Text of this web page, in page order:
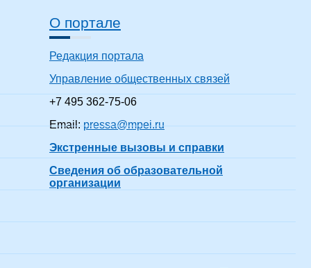
О портале
Редакция портала
Управление общественных связей
+7 495 362-75-06
Email: pressa@mpei.ru
Экстренные вызовы и справки
Сведения об образовательной
организации